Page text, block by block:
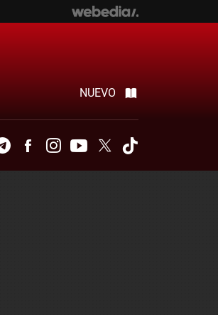
NUEVO
TelegramFacebookInstagramYoutubeTwitter